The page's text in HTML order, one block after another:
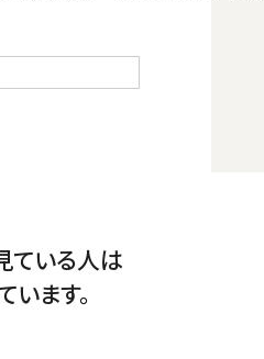
ている人は
います。